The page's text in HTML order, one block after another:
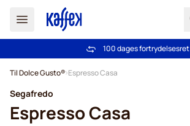
Fri fragt ved køb over 349 kr.
100 dages fortrydelsesret
Til Dolce Gusto® Espresso Casa
Segafredo
Espresso Casa